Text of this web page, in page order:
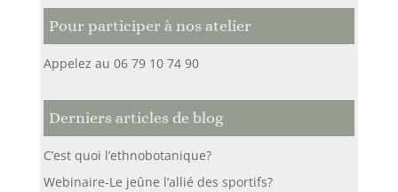
Pour participer à nos atelier
Appelez au 06 79 10 74 90
Derniers articles de blog
C’est quoi l’ethnobotanique?
Webinaire-Le jeûne l’allié des sportifs?